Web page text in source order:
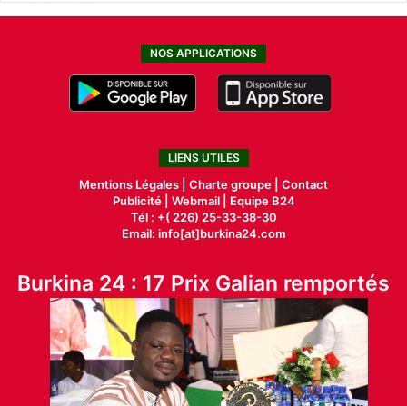
NOS APPLICATIONS
LIENS UTILES
Mentions Légales | Charte groupe | Contact
Publicité| Webmail |
Equipe B24
Tél : +( 226) 25-33-38-30
Email: info[at]burkina24.com
Burkina 24 : 17 Prix Galian remportés